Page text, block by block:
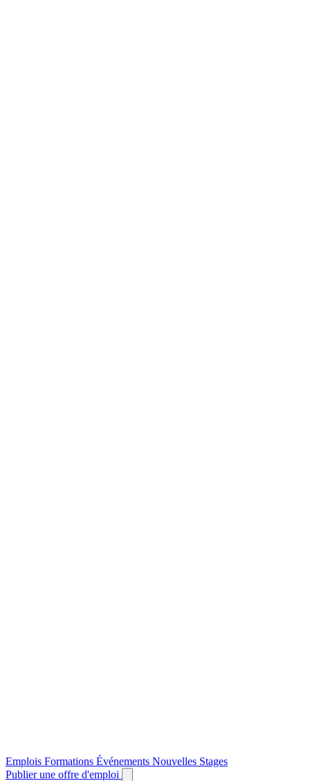
Emplois Formations Événements Nouvelles Stages
Publier une offre d'emploi